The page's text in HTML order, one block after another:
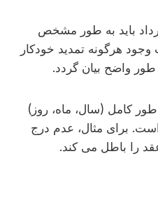
باید به طور مشخص
هرگونه تمدید خودکار
طور واضح بیان گردد.
کامل (سال، ماه، روز)
است. برای مثال، عدم درج
را باطل می کند.